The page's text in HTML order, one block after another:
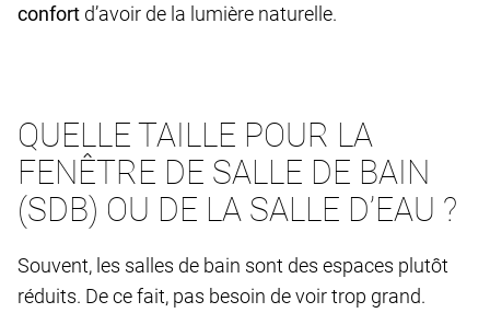
confort d’avoir de la lumière naturelle.
QUELLE TAILLE POUR LA
FENÊTRE DE SALLE DE BAIN
(SDB) OU DE LA SALLE D’EAU ?
Souvent, les salles de bain sont des espaces plutôt
réduits. De ce fait, pas besoin de voir trop grand.